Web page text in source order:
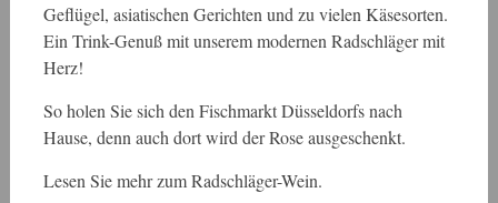
Geflügel, asiatischen Gerichten und zu vielen Käsesorten.
Ein Trink-Genuß mit unserem modernen Radschläger mit
Herz!
So holen Sie sich den Fischmarkt Düsseldorfs nach
Hause, denn auch dort wird der Rose ausgeschenkt.
Lesen Sie mehr zum Radschläger-Wein.